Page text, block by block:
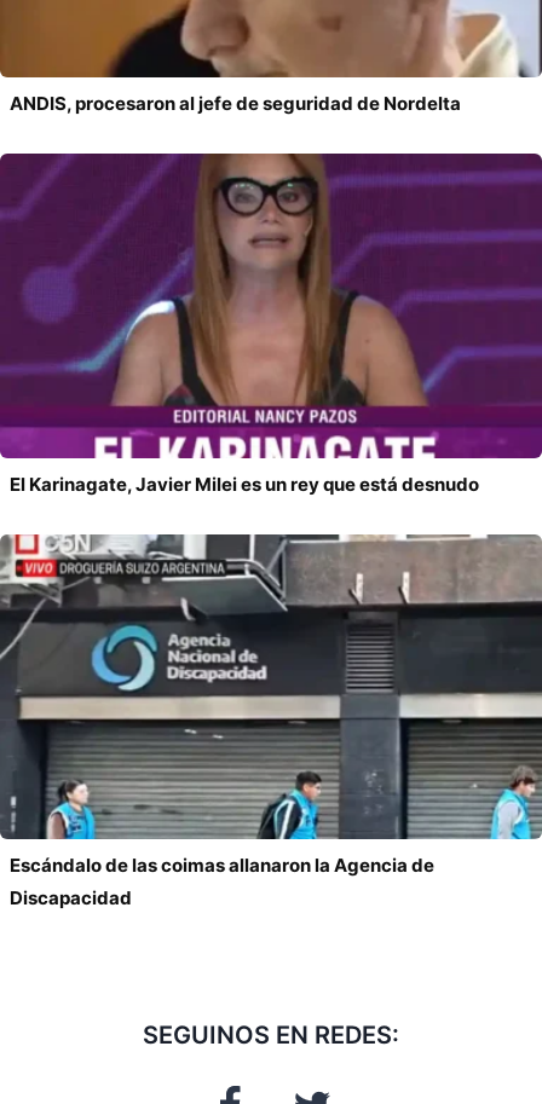
ANDIS, procesaron al jefe de seguridad de Nordelta
El Karinagate, Javier Milei es un rey que está desnudo
Escándalo de las coimas allanaron la Agencia de
Discapacidad
SEGUINOS EN REDES: